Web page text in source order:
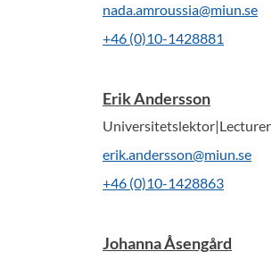
nada.amroussia@miun.se
+46 (0)10-1428881
Erik Andersson
Universitetslektor|Lecturer
erik.andersson@miun.se
+46 (0)10-1428863
Johanna Åsengård